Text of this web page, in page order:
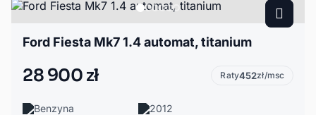
Ford Fiesta Mk7 1.4 automat, titanium
28 900 zł Raty452zł/msc
Benzyna
2012